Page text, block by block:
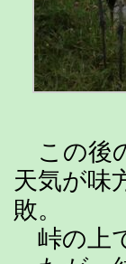
この後
天気が味
敗。
峠の上